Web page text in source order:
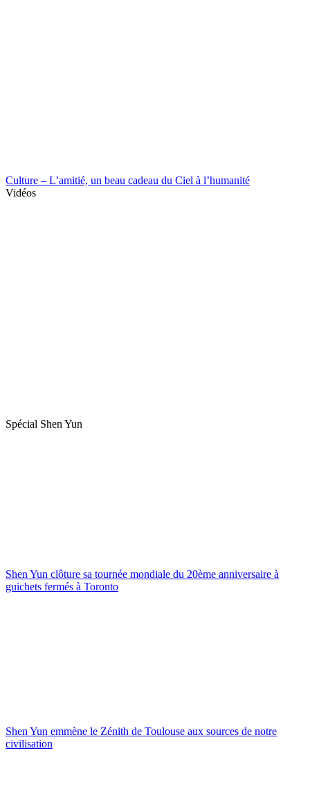
Culture – L’amitié, un beau cadeau du Ciel à l’humanité
Vidéos
Spécial Shen Yun
Shen Yun clôture sa tournée mondiale du 20ème anniversaire à
guichets fermés à Toronto
Shen Yun emmène le Zénith de Toulouse aux sources de notre
civilisation